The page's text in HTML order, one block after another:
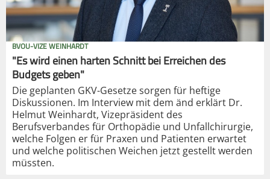
BVOU-VIZE WEINHARDT
"Es wird einen harten Schnitt bei Erreichen des
Budgets geben"
Die geplanten GKV-Gesetze sorgen für heftige
Diskussionen. Im Interview mit dem änd erklärt Dr.
Helmut Weinhardt, Vizepräsident des
Berufsverbandes für Orthopädie und Unfallchirurgie,
welche Folgen er für Praxen und Patienten erwartet
und welche politischen Weichen jetzt gestellt werden
müssten.